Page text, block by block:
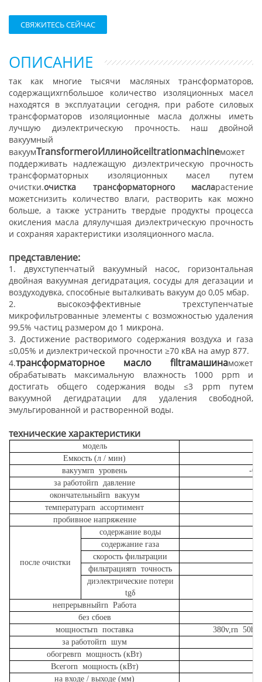
СВЯЖИТЕСЬ СЕЙЧАС
ОПИСАНИЕ
так как многие тысячи масляных трансформаторов,
содержащихrnбольшое количество изоляционных масел
находятся в эксплуатации сегодня, при работе силовых
трансформаторов изоляционные масла должны иметь
лучшую диэлектрическую прочность. наш двойной
вакуумный
вакуумTransformerоИллинойсеiltrationмachineможет
поддерживать надлежащую диэлектрическую прочность
трансформаторных изоляционных масел путем
очистки.очистка трансформаторного масларастение
можетснизить количество влаги, растворить как можно
больше, а также устранить твердые продукты процесса
окисления масла дляулучшая диэлектрическую прочность
и сохраняя характеристики изоляционного масла.
представление:
1. двухступенчатый вакуумный насос, горизонтальная
двойная вакуумная дегидратация, сосуды для дегазации и
воздуходувка, способные выталкивать вакуум до 0,05 мбар.
2. высокоэффективные трехступенчатые
микрофильтрованные элементы с возможностью удаления
99,5% частиц размером до 1 микрона.
3. Достижение растворимого содержания воздуха и газа
≤0,05% и диэлектрической прочности ≥70 кВА на амур 877.
4.трансформаторное масло filtraмашинаможет
обрабатывать максимальную влажность 1000 ppm и
достигать общего содержания воды ≤3 ppm путем
вакуумной дегидратации для удаления свободной,
эмульгированной и растворенной воды.
технические характеристики
модель
Емкость (л / мин)
вакуумrn уровень
-
за работойrn давление
окончательныйrn вакуум
температураrn ассортимент
пробивное напряжение
после очистки
содержание воды
содержание газа
скорость фильтрации
фильтрацияrn точность
диэлектрические потери
tgδ
непрерывныйrn Работа
без сбоев
мощностьrn поставка
380v,rn
за работойrn шум
обогревrn мощность (кВт)
Всегоrn мощность (кВт)
на входе / выходе (мм)